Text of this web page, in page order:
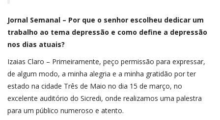
Jornal Semanal – Por que o senhor escolheu dedicar um
trabalho ao tema depressão e como define a depressão
nos dias atuais?
Izaias Claro – Primeiramente, peço permissão para expressar,
de algum modo, a minha alegria e a minha gratidão por ter
estado na cidade Três de Maio no dia 15 de março, no
excelente auditório do Sicredi, onde realizamos uma palestra
para um público numeroso e atento.